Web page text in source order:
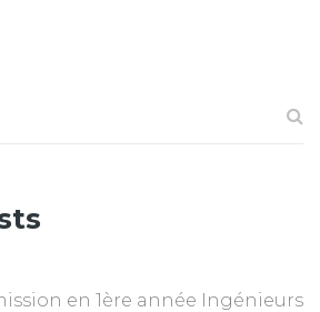
en 1ère année Ingénieurs